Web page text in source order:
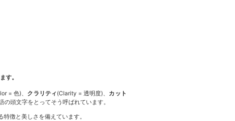
す。
= 色)、 クラリティ (Clarity = 透明度)、 カット
頭文字をとってそう呼ばれています。
徴と美しさを備えています。